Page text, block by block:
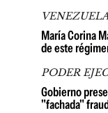
María Corina
de este
PODER
Gobierno
"fachada"